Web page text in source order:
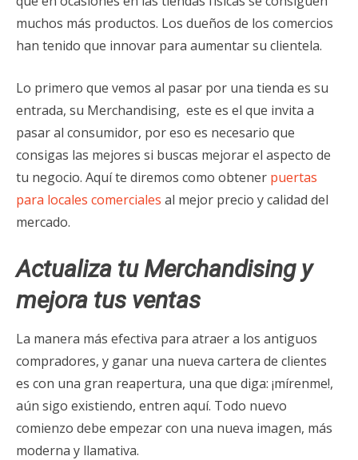
muchos más productos. Los dueños de los comercios
han tenido que innovar para aumentar su clientela.
Lo primero que vemos al pasar por una tienda es su
entrada, su Merchandising, este es el que invita a
pasar al consumidor, por eso es necesario que
consigas las mejores si buscas mejorar el aspecto de
tu negocio. Aquí te diremos como obtener puertas
para locales comerciales al mejor precio y calidad del
mercado.
Actualiza tu Merchandising y
mejora tus ventas
La manera más efectiva para atraer a los antiguos
compradores, y ganar una nueva cartera de clientes
es con una gran reapertura, una que diga: ¡mírenme!,
aún sigo existiendo, entren aquí. Todo nuevo
comienzo debe empezar con una nueva imagen, más
moderna y llamativa.